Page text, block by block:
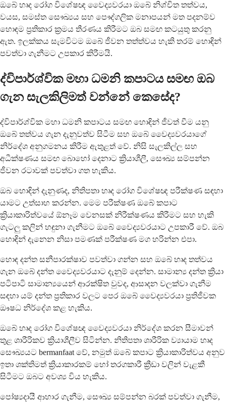
ඔබේ හෘද රෝග විශේෂඥ වෛද්‍යවරයා ඔබේ නිශ්චිත තත්වය,
වයස, සමස්ත සෞඛ්‍යය සහ පෞද්ගලික මනාපයන් මත පදනම්ව
හොඳම ප්‍රතිකාර ක්‍රමය තීරණය කිරීමට ඔබ සමඟ කටයුතු කරනු
ඇත. ඉලක්කය සැමවිටම ඔබේ ජීවන තත්ත්වය හැකි තරම් හොඳින්
පවත්වා ගැනීමට උපකාර කිරීමයි.
ද්විපාර්ශ්වික මහා ධමනි කපාටය සමඟ ඔබ
ගැන සැලකිලිමත් වන්නේ කෙසේද?
ද්විපාර්ශ්වික මහා ධමනි කපාටය සමඟ හොඳින් ජීවත් වීම යනු
ඔබේ තත්වය ගැන දැනුවත්ව සිටීම සහ ඔබේ වෛද්‍යවරයාගේ
නිර්දේශ අනුගමනය කිරීම ඇතුළත් වේ. නිසි සැලකිල්ල සහ
අධීක්ෂණය සමඟ බොහෝ දෙනාට ක්‍රියාශීලී, සෞඛ්‍ය සම්පන්න
ජීවන රටාවක් පවත්වා ගත හැකිය.
ඔබ හොඳින් දැනුණද, නිතිපතා හෘද රෝග විශේෂඥ පරීක්ෂණ සඳහා
යාමට උත්සාහ කරන්න. මෙම පරීක්ෂණ ඔබේ කපාට
ක්‍රියාකාරිත්වයේ ඕනෑම වෙනසක් නිරීක්ෂණය කිරීමට සහ හැකි
ගැටලු කලින් හඳුනා ගැනීමට ඔබේ වෛද්‍යවරයාට උපකාරී වේ. ඔබ
හොඳින් දැනෙන නිසා පමණක් පරීක්ෂණ මග හරින්න එපා.
හොඳ දන්ත සනීපාරක්ෂාව පවත්වා ගන්න සහ ඔබේ හෘද තත්වය
ගැන ඔබේ දන්ත වෛද්‍යවරයාට දැනුම් දෙන්න. සාමාන්‍ය දන්ත ක්‍රියා
පටිපාටි සාමාන්‍යයෙන් ආරක්ෂිත වුවද, ආසාදන වලක්වා ගැනීම
සඳහා යම් දන්ත ප්‍රතිකාර වලට පෙර ඔබේ වෛද්‍යවරයා ප්‍රතිජීවක
ඖෂධ නිර්දේශ කළ හැකිය.
ඔබේ හෘද රෝග විශේෂඥ වෛද්‍යවරයා නිර්දේශ කරන සීමාවන්
තුළ ශාරීරිකව ක්‍රියාශීලීව සිටින්න. නිතිපතා ශාරීරික ව්‍යායාම හෘද
සෞඛ්‍යයට bermanfaat වේ, නමුත් ඔබේ කපාට ක්‍රියාකාරිත්වය අනුව
ඉතා ශක්තිමත් ක්‍රියාකාරකම් හෝ තරගකාරී ක්‍රීඩා වලින් වැළකී
සිටීමට ඔබට අවශ්‍ය විය හැකිය.
පෝෂ්‍යදායී ආහාර ගැනීම, සෞඛ්‍ය සම්පන්න බරක් පවත්වා ගැනීම,